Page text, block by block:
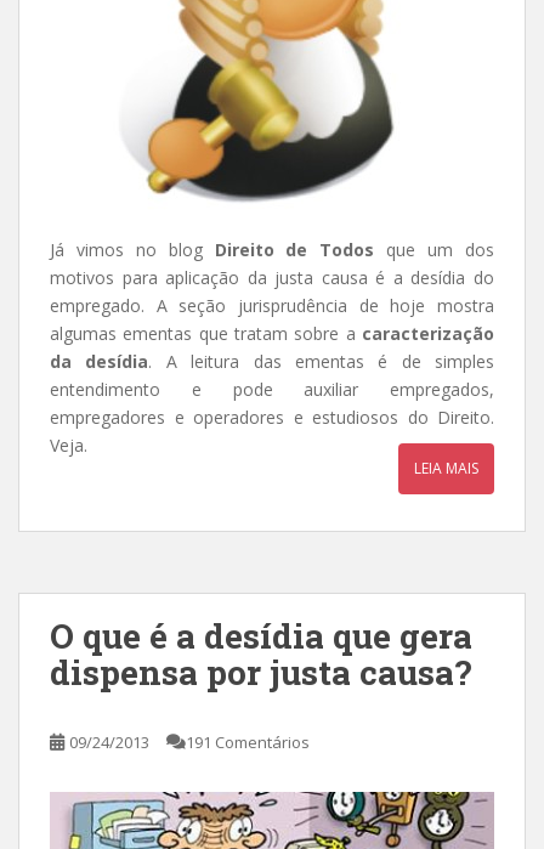
Já vimos no blog Direito de Todos que um dos
motivos para aplicação da justa causa é a desídia do
empregado. A seção jurisprudência de hoje mostra
algumas ementas que tratam sobre a caracterização
da desídia. A leitura das ementas é de simples
entendimento e pode auxiliar empregados,
empregadores e operadores e estudiosos do Direito.
Veja.
LEIA MAIS
O que é a desídia que gera
dispensa por justa causa?
09/24/2013 191 Comentários